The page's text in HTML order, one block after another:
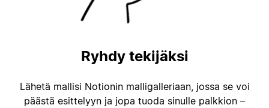
Ryhdy tekijäksi
Lähetä mallisi Notionin malligalleriaan, jossa se voi
päästä esittelyyn ja jopa tuoda sinulle palkkion –